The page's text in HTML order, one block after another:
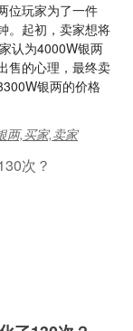
位玩家为了一件
。起初，卖家想将
认为4000W银两
售的心理，最终卖
银两的价格
两,买家,卖家